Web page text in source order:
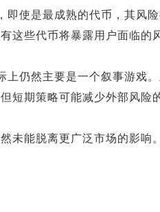
即使是最成熟的代币，其风
这些代币将暴露用户面临的
上仍然主要是一个叙事游戏
短期策略可能减少外部风险
未能脱离更广泛市场的影响